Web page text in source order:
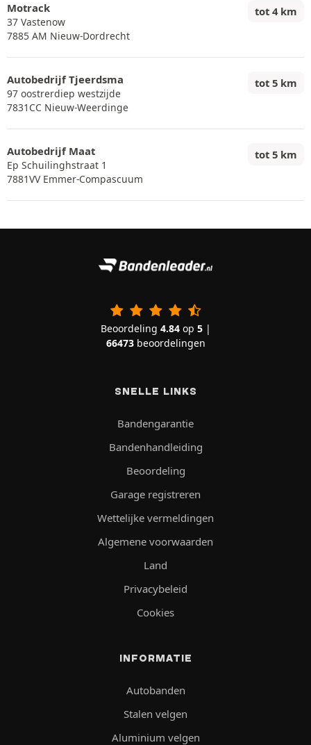
Motrack
37 Vastenow
7885 AM Nieuw-Dordrecht
tot 4 km
Autobedrijf Tjeerdsma
97 oostrerdiep westzijde
7831CC Nieuw-Weerdinge
tot 5 km
Autobedrijf Maat
Ep Schuilinghstraat 1
7881VV Emmer-Compascuum
tot 5 km
Beoordeling 4.84op 5|
66473beoordelingen
SNELLE LINKS
Bandengarantie
Bandenhandleiding
Beoordeling
Garage registreren
Wettelijke vermeldingen
Algemene voorwaarden
Land
Privacybeleid
Cookies
INFORMATIE
Autobanden
Stalen velgen
Aluminium velgen